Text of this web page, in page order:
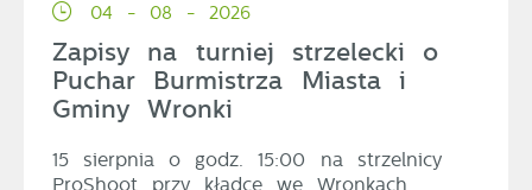
04 - 08 - 2026
Zapisy na turniej strzelecki o
Puchar Burmistrza Miasta i
Gminy Wronki
15 sierpnia o godz. 15:00 na strzelnicy
ProShoot przy kładce we Wronkach